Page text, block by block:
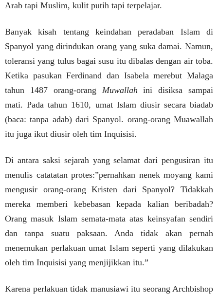
Arab tapi Muslim, kulit putih tapi terpelajar.
Banyak kisah tentang keindahan peradaban Islam di
Spanyol yang dirindukan orang yang suka damai. Namun,
toleransi yang tulus bagai susu itu dibalas dengan air toba.
Ketika pasukan Ferdinand dan Isabela merebut Malaga
tahun 1487 orang-orang Muwallah ini disiksa sampai
mati. Pada tahun 1610, umat Islam diusir secara biadab
(baca: tanpa adab) dari Spanyol. orang-orang Muawallah
itu juga ikut diusir oleh tim Inquisisi.
Di antara saksi sejarah yang selamat dari pengusiran itu
menulis catatatan protes:”pernahkan nenek moyang kami
mengusir orang-orang Kristen dari Spanyol? Tidakkah
mereka memberi kebebasan kepada kalian beribadah?
Orang masuk Islam semata-mata atas keinsyafan sendiri
dan tanpa suatu paksaan. Anda tidak akan pernah
menemukan perlakuan umat Islam seperti yang dilakukan
oleh tim Inquisisi yang menjijikkan itu.”
Karena perlakuan tidak manusiawi itu seorang Archbishop